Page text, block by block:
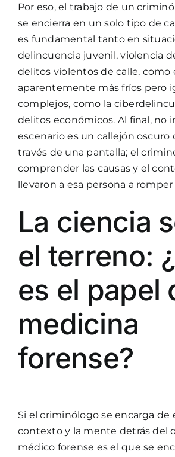
Por eso, el trabajo de un
se encierra en un solo tipo de
es fundamental tanto en
delincuencia juvenil, violencia
delitos violentos de calle, como
aparentemente más fríos pero
complejos, como la
delitos económicos. Al final, no
escenario es un callejón oscuro
través de una pantalla; el
comprender las causas y el
llevaron a esa persona a romper
La ciencia
el terreno:
es el papel
medicina
forense?
Si el criminólogo se encarga de
contexto y la mente detrás del
médico forense es el que se